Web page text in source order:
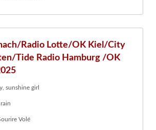
Radio Lotte/OK Kiel/City
Tide Radio Hamburg /OK
sunshine girl
Volé